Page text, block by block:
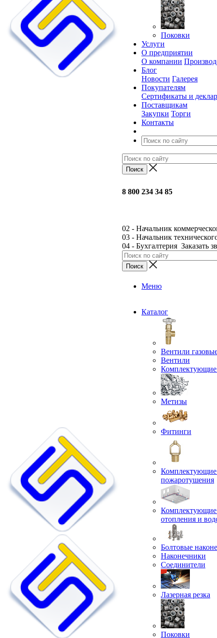
Поковки
Услуги
О предприятии
О компании
Блог
Новости Галерея
Покупателям
Сертификаты и
Поставщикам
Закупки Торги
Контакты
8 800 234 34 85
02 - Начальник
03 - Начальник
04 - Бухгалтерия Заказать
Меню
Каталог
Вентили
Вентили
Комплектующие
Метизы
Фитинги
Комплектующие
пожаротушения
Комплектующие
отопления и
Болтовые
Наконечники
Соединители
Лазерная резка
Поковки